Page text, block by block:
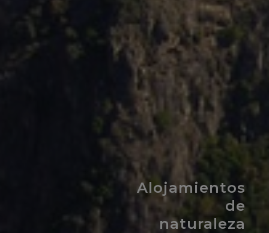
Alojamientos
de
naturaleza